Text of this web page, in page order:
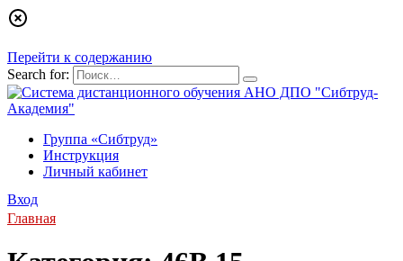
Перейти к содержанию
Search for:
Группа «Сибтруд»
Инструкция
Личный кабинет
Вход
Главная